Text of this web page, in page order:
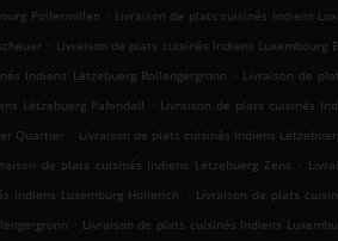
Polfermillen . Livraison de plats cuisinés Indiens
. Livraison de plats cuisinés Indiens Luxembourg
Indiens Lëtzebuerg Rollengergronn . Livraison de
Lëtzebuerg Pafendall . Livraison de plats cuisinés
Quartier . Livraison de plats cuisinés Indiens
de plats cuisinés Indiens Lëtzebuerg Zens .
Indiens Luxemburg Hollerich . Livraison de plats
. Livraison de plats cuisinés Indiens